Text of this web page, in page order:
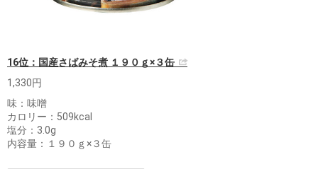
16位：国産さばみそ煮 １９０ｇ×３缶
1,330円
味：味噌
カロリー：509kcal
塩分：3.0g
内容量：１９０ｇ×３缶